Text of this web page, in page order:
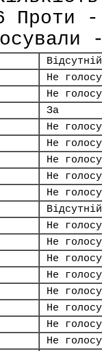
Проти -
Відсутній
Не
Не
За
Не
Не
Не
Не
Не
Відсутній
Не
Не
Не
Не
Не
Не
Не
Не